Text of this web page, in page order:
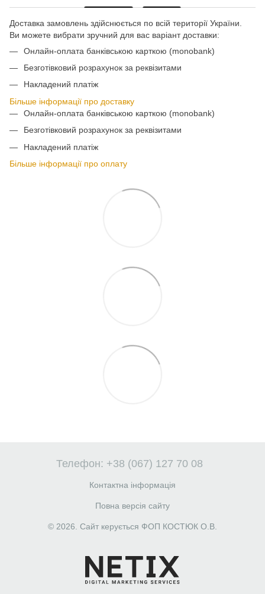
Доставка замовлень здійснюється по всій території України.
Ви можете вибрати зручний для вас варіант доставки:
Онлайн-оплата банківською карткою (monobank)
Безготівковий розрахунок за реквізитами
Накладений платіж
Більше інформації про доставку
Онлайн-оплата банківською карткою (monobank)
Безготівковий розрахунок за реквізитами
Накладений платіж
Більше інформації про оплату
Телефон: +38 (067) 127 70 08
Контактна інформація
Повна версія сайту
© 2026. Сайт керується ФОП КОСТЮК О.В.